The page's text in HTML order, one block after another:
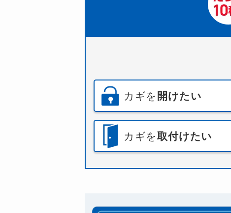
カギを 開けたい
カギを取付けたい